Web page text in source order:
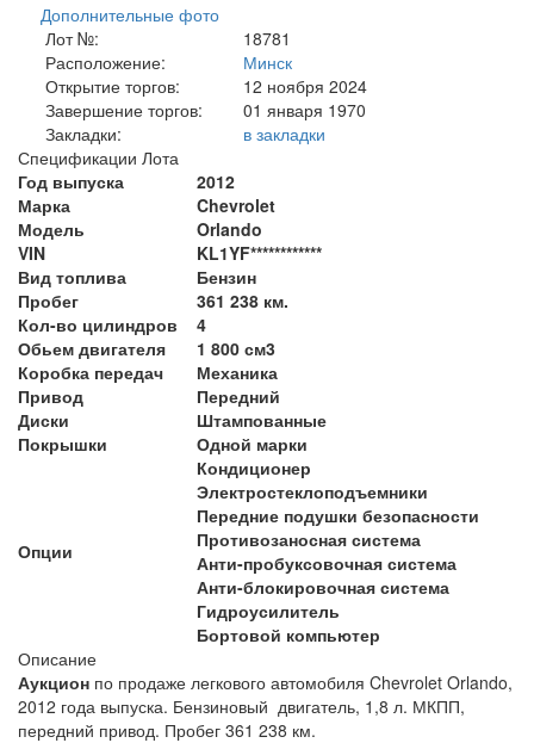
Дополнительные фото
Лот №:
18781
Расположение:
Минск
Открытие торгов:
12 ноября 2024
Завершение торгов:
01 января 1970
Закладки:
в закладки
Спецификации Лота
Год выпуска
2012
Марка
Chevrolet
Модель
Orlando
VIN
KL1YF************
Вид топлива
Бензин
Пробег
361 238 км.
Кол-во цилиндров
4
Обьем двигателя
1 800 см3
Коробка передач
Механика
Привод
Передний
Диски
Штампованные
Покрышки
Одной марки
Опции
Кондиционер
Электростеклоподъемники
Передние подушки безопасности
Противозаносная система
Анти-пробуксовочная система
Анти-блокировочная система
Гидроусилитель
Бортовой компьютер
Описание
Аукцион по продаже легкового автомобиля Chevrolet Orlando,
2012 года выпуска. Бензиновый двигатель, 1,8 л. МКПП,
передний привод. Пробег 361 238 км.